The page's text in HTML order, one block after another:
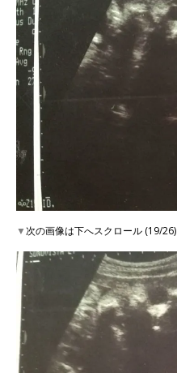
▼次の画像は下へスクロール (19/26)